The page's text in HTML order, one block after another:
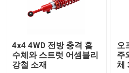
4x4 4WD 전방 충격 흡
수체와 스트럿 어셈블리
강철 소재
오
주
체